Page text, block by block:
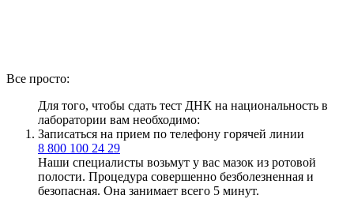
Все просто:
Для того, чтобы сдать тест ДНК на национальность в
лаборатории вам необходимо:
Записаться на прием по телефону горячей линии
8 800 100 24 29
Наши специалисты возьмут у вас мазок из ротовой
полости. Процедура совершенно безболезненная и
безопасная. Она занимает всего 5 минут.